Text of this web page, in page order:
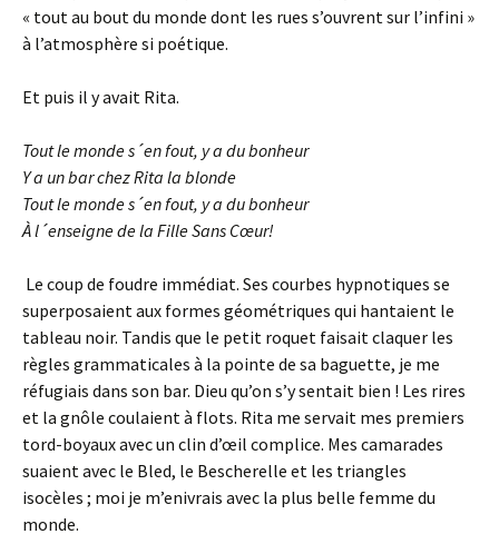
« tout au bout du monde dont les rues s’ouvrent sur l’infini »
à l’atmosphère si poétique.
Et puis il y avait Rita.
Tout le monde s´en fout, y a du bonheur
Y a un bar chez Rita la blonde
Tout le monde s´en fout, y a du bonheur
À l´enseigne de la Fille Sans Cœur!
Le coup de foudre immédiat. Ses courbes hypnotiques se
superposaient aux formes géométriques qui hantaient le
tableau noir. Tandis que le petit roquet faisait claquer les
règles grammaticales à la pointe de sa baguette, je me
réfugiais dans son bar. Dieu qu’on s’y sentait bien ! Les rires
et la gnôle coulaient à flots. Rita me servait mes premiers
tord-boyaux avec un clin d’œil complice. Mes camarades
suaient avec le Bled, le Bescherelle et les triangles
isocèles ; moi je m’enivrais avec la plus belle femme du
monde.